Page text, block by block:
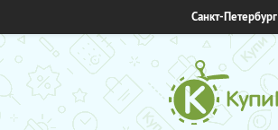
Санкт-Петербург